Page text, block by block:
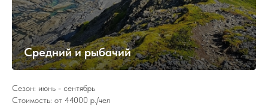
Средний и рыбачий
Сезон: июнь - сентябрь
Стоимость: от 44000 р./чел